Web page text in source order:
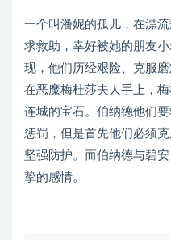
一个叫潘妮的孤儿，在漂
求救助，幸好被她的朋友
现，他们历经艰险、克服
在恶魔梅杜莎夫人手上，
连城的宝石。伯纳德他们
惩罚，但是首先他们必须
坚强防护。而伯纳德与碧
挚的感情。